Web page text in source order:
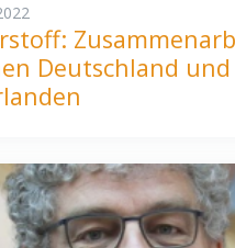
Deutschland